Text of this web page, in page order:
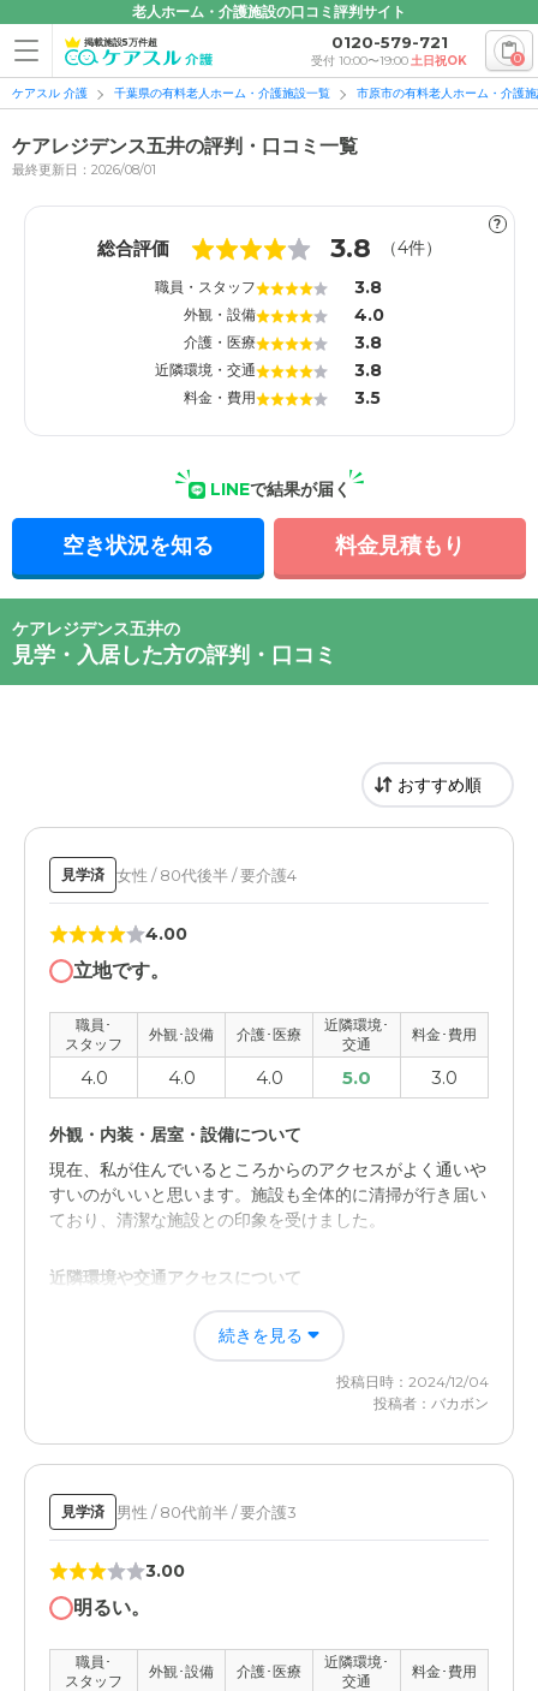
老人ホーム・介護施設の口コミ評判サイト
掲載施設5万件超 0120-579-721
受付 10:00〜19:00土日祝OK 0
ケアスル 介護 千葉県の有料老人ホーム・介護施設一覧 市原市の有料老人ホーム・介護
ケアレジデンス五井の評判・口コミ一覧
最終更新日：2026/08/01
?
総合評価 3.8 （4件）
職員・スタッフ 3.8
外観・設備 4.0
介護・医療 3.8
近隣環境・交通 3.8
料金・費用 3.5
LINEで結果が届く
空き状況を知る 料金見積もり
ケアレジデンス五井の
見学・入居した方の評判・口コミ
見学済 女性 / 80代後半 / 要介護4
4.00
立地です。
職員･
スタッフ
外観･設備 介護･医療
近隣環境･
交通
料金･費用
4.0 4.0 4.0 5.0 3.0
外観・内装・居室・設備について
現在、私が住んでいるところからのアクセスがよく通いや
すいのがいいと思います。施設も全体的に清掃が行き届い
ており、清潔な施設との印象を受けました。
近隣環境や交通アクセスについて
環境が市中の比較的賑やかなところにあるため、静かな印
象は受けなかった。四季の移ろいを楽しみたいとの義母の
希望は叶わないかと思いました。
続きを見る
投稿日時：2024/12/04
投稿者：バカボン
見学済 男性 / 80代前半 / 要介護3
3.00
明るい。
職員･
スタッフ
外観･設備 介護･医療
近隣環境･
交通
料金･費用